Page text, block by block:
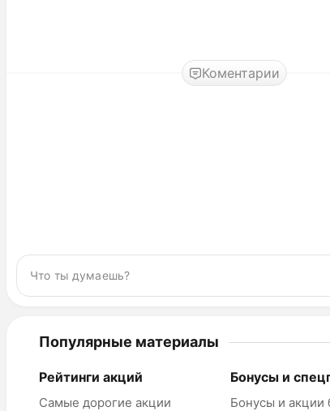
Коментарии
Популярные материалы
Рейтинги акций
Самые дорогие акции
Бонусы и
Бонусы и акции